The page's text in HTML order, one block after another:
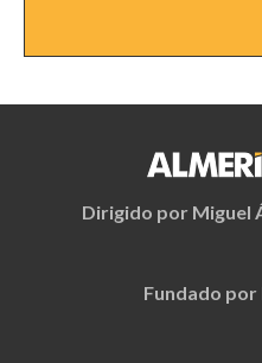
Dirigido por Miguel
Fundado por